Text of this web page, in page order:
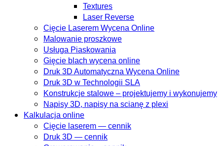
Textures
Laser Reverse
Cięcie Laserem Wycena Online
Malowanie proszkowe
Usługa Piaskowania
Gięcie blach wycena online
Druk 3D Automatyczna Wycena Online
Druk 3D w Technologii SLA
Konstrukcje stalowe – projektujemy i wykonujemy
Napisy 3D, napisy na scianę z plexi
Kalkulacja online
Cięcie laserem — cennik
Druk 3D — cennik